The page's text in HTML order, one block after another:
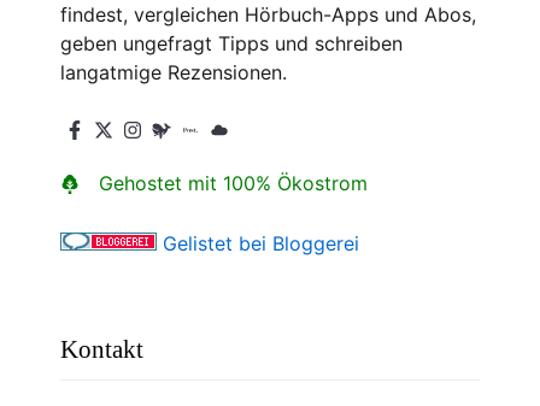
findest, vergleichen Hörbuch-Apps und Abos,
geben ungefragt Tipps und schreiben
langatmige Rezensionen.
Gehostet mit 100% Ökostrom
Gelistet bei Bloggerei
Kontakt